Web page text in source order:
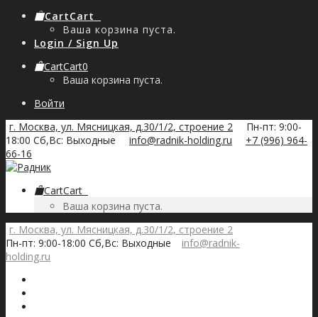
CartCart
Ваша корзина пуста.
Login / Sign Up
CartCart0
Ваша корзина пуста.
Войти
г. Москва, ул. Мясницкая, д.30/1/2, строение 2
Пн-пт: 9:00-
18:00 Сб,Вс: Выходные
info@radnik-holding.ru
+7 (996) 964-
66-16
CartCart
Ваша корзина пуста.
г. Москва, ул. Мясницкая, д.30/1/2, строение 2
Пн-пт: 9:00-18:00 Сб,Вс: Выходные
info@radnik-
holding.ru